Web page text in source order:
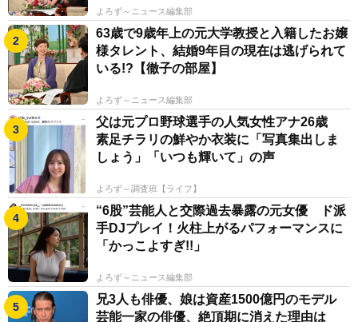
よろず～ニュース編集部
63歳で9歳年上の元大学教授と入籍したお嬢
様タレント、結婚9年目の現在は逃げられて
いる!?【徹子の部屋】
よろず～ニュース編集部
父は元プロ野球選手の人気女性アナ26歳
素足チラリの鮮やか衣装に「写真集出しま
しょう」「いつも輝いて」の声
よろず～調査班【ライフ】
“6股”芸能人と交際過去暴露の元女優 ド派
手DJプレイ！火柱上がるパフォーマンスに
「かっこよすぎ!!」
よろず～ニュース編集部
兄3人も俳優、娘は資産1500億円のモデル
芸能一家の俳優、絶頂期に消えた理由は